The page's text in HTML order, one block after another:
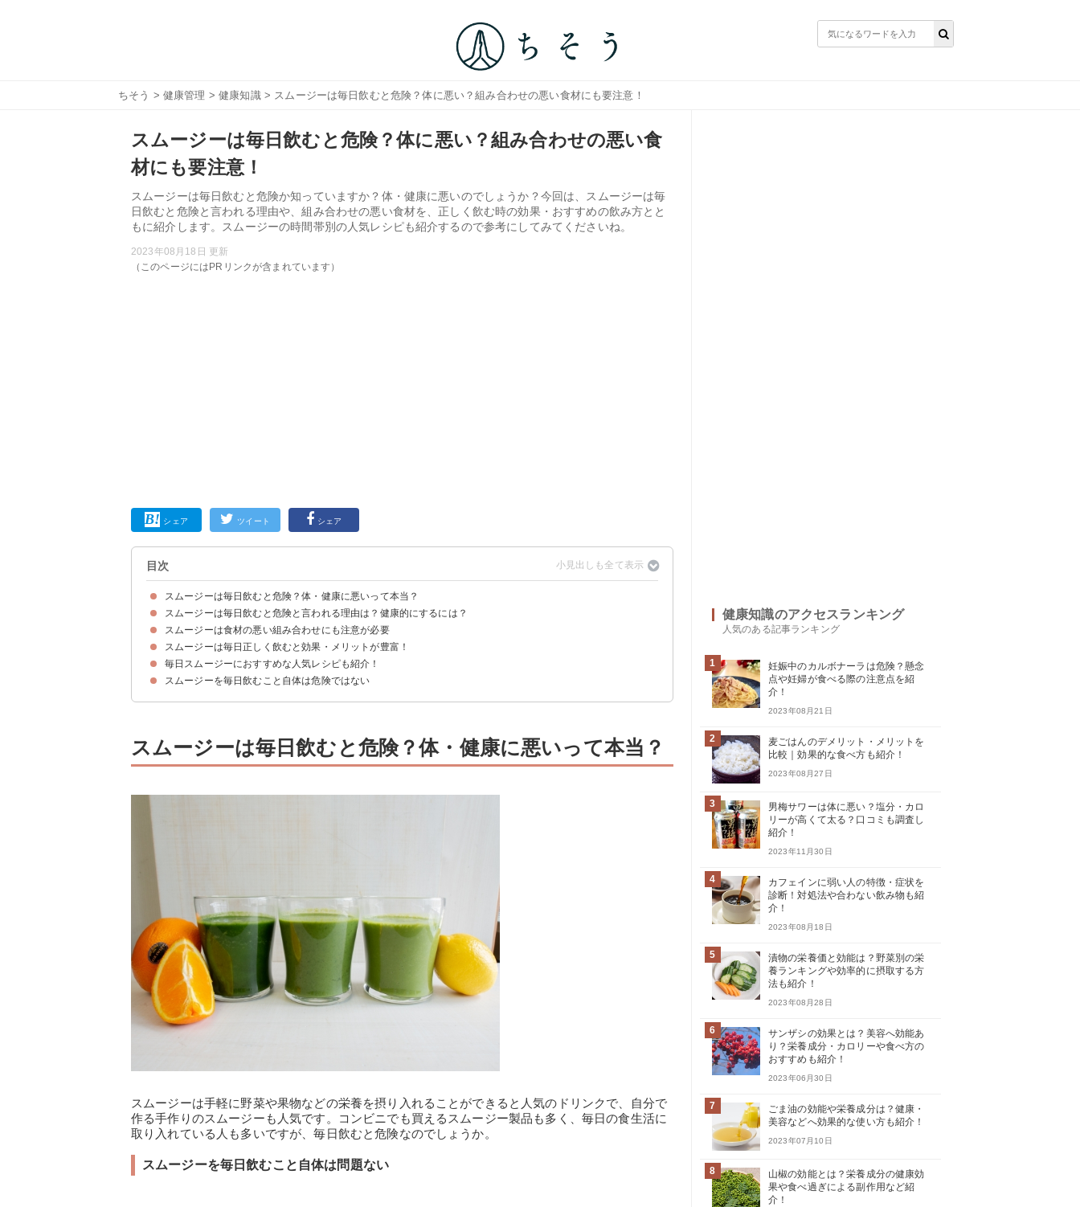
ちそう > 健康管理 >健康知識> スムージーは毎日飲むと危険？体に悪い？組み合わせの悪い食材にも要注意！
スムージーは毎日飲むと危険？体に悪い？組み合わせの悪い食
材にも要注意！
スムージーは毎日飲むと危険か知っていますか？体・健康に悪いのでしょうか？今回は、スムージーは毎
日飲むと危険と言われる理由や、組み合わせの悪い食材を、正しく飲む時の効果・おすすめの飲み方とと
もに紹介します。スムージーの時間帯別の人気レシピも紹介するので参考にしてみてくださいね。
2023年08月18日 更新
（このページにはPRリンクが含まれています）
シェア ツイート シェア
目次
スムージーは毎日飲むと危険？体・健康に悪いって本当？
スムージーを毎日飲むこと自体は問題ない
スムージーは毎日飲むと危険と言われる理由は？健康的にするには？
①糖質の過剰摂取
②栄養成分の偏り
③体が冷えやすくなる
④アレルギーを誘発する可能性
⑤食物繊維の過剰摂取
スムージーは食材の悪い組み合わせにも注意が必要
①毒性を持つ野菜・果物
②でんぷん質の多い野菜・果物
③大量の葉物野菜
スムージーは毎日正しく飲むと効果・メリットが豊富！
効果①腸内環境の改善
効果②代謝が良くなる
効果③ダイエット効果
毎日スムージーにおすすめな人気レシピも紹介！
①バナナヨーグルトスムージー
②グラノーラスムージー
③にんじんのホットスムージー
スムージーを毎日飲むこと自体は危険ではない
スムージーは毎日飲むと危険？体・健康に悪いって本当？
スムージーは手軽に野菜や果物などの栄養を摂り入れることができると人気のドリンクで、自分で
作る手作りのスムージーも人気です。コンビニでも買えるスムージー製品も多く、毎日の食生活に
取り入れている人も多いですが、毎日飲むと危険なのでしょうか。
スムージーを毎日飲むこと自体は問題ない
健康知識のアクセスランキング
人気のある記事ランキング
1
妊娠中のカルボナーラは危険？懸念
点や妊婦が食べる際の注意点を紹
介！
2023年08月21日
2
麦ごはんのデメリット・メリットを
比較｜効果的な食べ方も紹介！
2023年08月27日
3
男梅サワーは体に悪い？塩分・カロ
リーが高くて太る？口コミも調査し
紹介！
2023年11月30日
4
カフェインに弱い人の特徴・症状を
診断！対処法や合わない飲み物も紹
介！
2023年08月18日
5
漬物の栄養価と効能は？野菜別の栄
養ランキングや効率的に摂取する方
法も紹介！
2023年08月28日
6
サンザシの効果とは？美容へ効能あ
り？栄養成分・カロリーや食べ方の
おすすめも紹介！
2023年06月30日
7
ごま油の効能や栄養成分は？健康・
美容などへ効果的な使い方も紹介！
2023年07月10日
8
山椒の効能とは？栄養成分の健康効
果や食べ過ぎによる副作用など紹
介！